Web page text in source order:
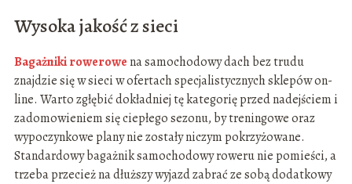
Wysoka jakość z sieci
Bagażniki rowerowe na samochodowy dach bez trudu
znajdzie się w sieci w ofertach specjalistycznych sklepów on-
line. Warto zgłębić dokładniej tę kategorię przed nadejściem i
zadomowieniem się ciepłego sezonu, by treningowe oraz
wypoczynkowe plany nie zostały niczym pokrzyżowane.
Standardowy bagażnik samochodowy roweru nie pomieści, a
trzeba przecież na dłuższy wyjazd zabrać ze sobą dodatkowy